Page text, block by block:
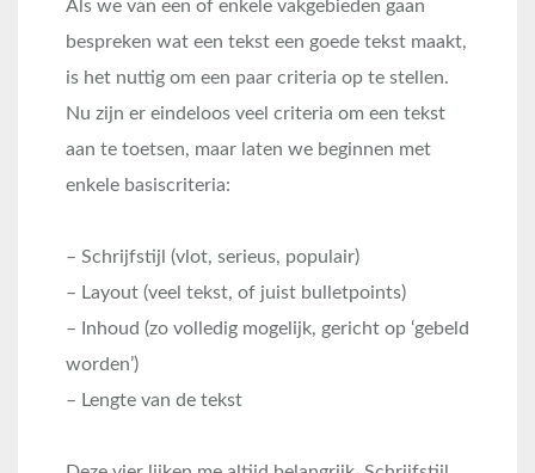
Als we van een of enkele vakgebieden gaan
bespreken wat een tekst een goede tekst maakt,
is het nuttig om een paar criteria op te stellen.
Nu zijn er eindeloos veel criteria om een tekst
aan te toetsen, maar laten we beginnen met
enkele basiscriteria:
– Schrijfstijl (vlot, serieus, populair)
– Layout (veel tekst, of juist bulletpoints)
– Inhoud (zo volledig mogelijk, gericht op ‘gebeld
worden’)
– Lengte van de tekst